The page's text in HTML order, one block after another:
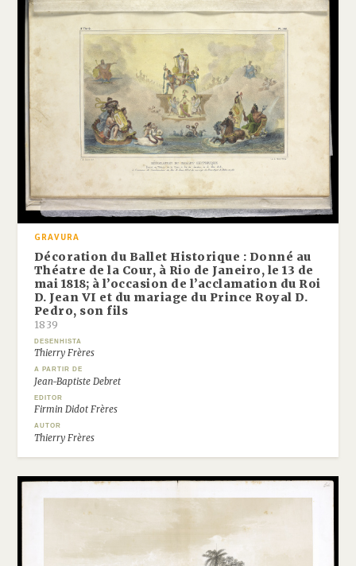
GRAVURA
Décoration du Ballet Historique : Donné au
Théatre de la Cour, à Rio de Janeiro, le 13 de
mai 1818; à l’occasion de l’acclamation du Roi
D. Jean VI et du mariage du Prince Royal D.
Pedro, son fils
1839
DESENHISTA
Thierry Frères
A PARTIR DE
Jean-Baptiste Debret
EDITOR
Firmin Didot Frères
AUTOR
Thierry Frères